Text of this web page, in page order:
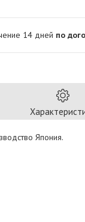
14 дней по
Япония.